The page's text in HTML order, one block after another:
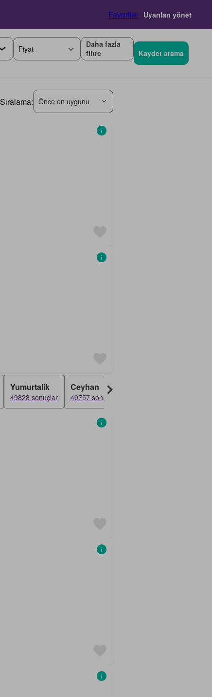
Favoriler Uyarıları yönet
Fiyat
Daha fazla
filtre
Kaydet arama
Sıralama: Önce en uygunu
Yumurtalik
49828 sonuçlar
Ceyhan
49757 sonuçlar